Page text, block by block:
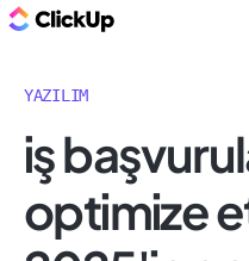
YAZILIM
i̇ş
optimize